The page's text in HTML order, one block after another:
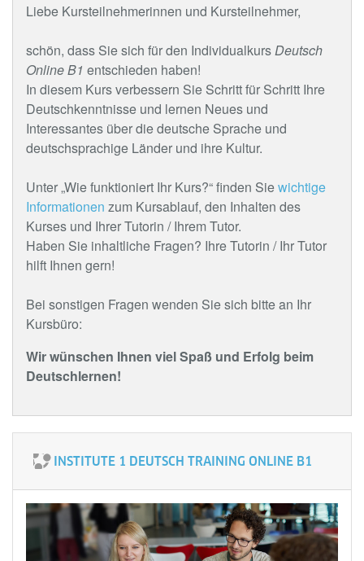
Liebe Kursteilnehmerinnen und Kursteilnehmer,
schön, dass Sie sich für den IndividualkursDeutsch
Online B1 entschieden haben!
In diesem Kurs verbessern Sie Schritt für Schritt Ihre
Deutschkenntnisse und lernen Neues und
Interessantes über die deutsche Sprache und
deutschsprachige Länder und ihre Kultur.
Unter „Wie funktioniert Ihr Kurs?“ finden Siewichtige
Informationen zum Kursablauf, den Inhalten des
Kurses und Ihrer Tutorin / Ihrem Tutor.
Haben Sie inhaltliche Fragen? Ihre Tutorin / Ihr Tutor
hilft Ihnen gern!
Bei sonstigen Fragen wenden Sie sich bitte an Ihr
Kursbüro:
Wir wünschen Ihnen viel Spaß und Erfolg beim
Deutschlernen!
INSTITUTE 1 DEUTSCH TRAINING ONLINE B1